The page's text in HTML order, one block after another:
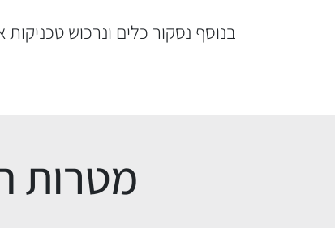
בנוסף נסקור כלים ונרכוש
מטרות